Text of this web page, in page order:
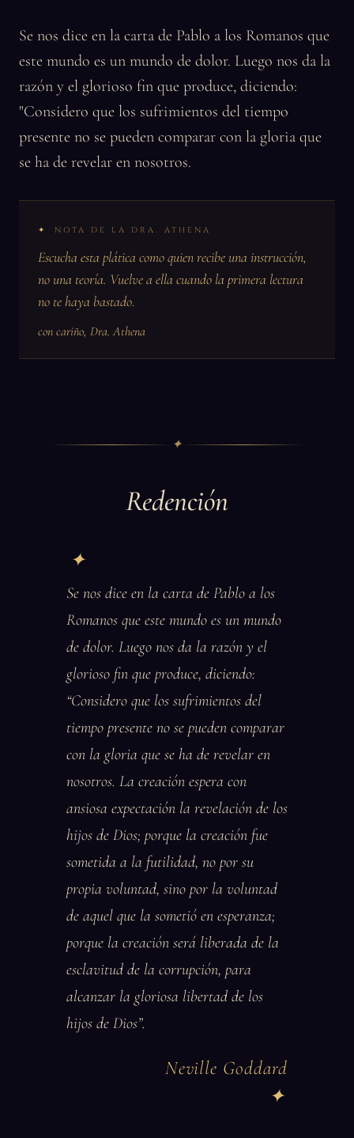
Se nos dice en la carta de Pablo a los Romanos que
este mundo es un mundo de dolor. Luego nos da la
razón y el glorioso fin que produce, diciendo:
"Considero que los sufrimientos del tiempo
presente no se pueden comparar con la gloria que
se ha de revelar en nosotros.
NOTA DE LA DRA. ATHENA
Escucha esta plática como quien recibe una instrucción,
no una teoría. Vuelve a ella cuando la primera lectura
no te haya bastado.
con cariño, Dra. Athena
✦
Redención
Se nos dice en la carta de Pablo a los
Romanos que este mundo es un mundo
de dolor. Luego nos da la razón y el
glorioso fin que produce, diciendo:
“Considero que los sufrimientos del
tiempo presente no se pueden comparar
con la gloria que se ha de revelar en
nosotros. La creación espera con
ansiosa expectación la revelación de los
hijos de Dios; porque la creación fue
sometida a la futilidad, no por su
propia voluntad, sino por la voluntad
de aquel que la sometió en esperanza;
porque la creación será liberada de la
esclavitud de la corrupción, para
alcanzar la gloriosa libertad de los
hijos de Dios”.
Neville Goddard